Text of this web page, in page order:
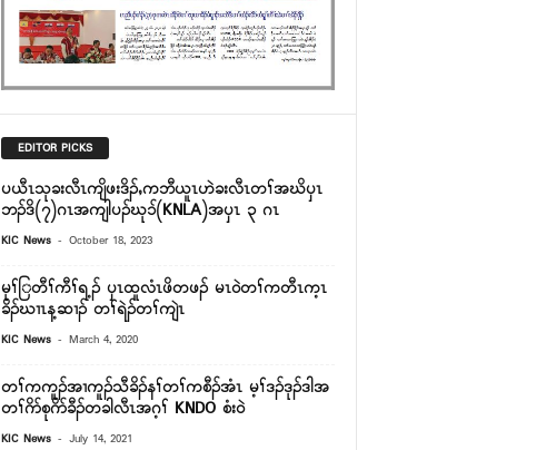
EDITOR PICKS
ပယီၤသုခးလီၤကျိဖးဒိၣ်ႇကဘီယူၤဟဲခးလီၤတၢ်အဃိၦၤ
ဘၣ်ဒိ(၇)ဂၤအကျါပၣ်ဃု၁်(KNLA)အၦၤ ၃ ဂၤ
KIC News - October 18, 2023
မုၢ်ြတီၢ်ကီၢ်ရ့ၣ် ၦၤထူလံၤဖိတဖၣ် မၤ၀ဲတၢ်ကတီၤက့ၤ
ခိၣ်ဃၢၤန့ဆၢၣ် တၢ်ရဲၣ်တၢ်ကျဲၤ
KIC News - March 4, 2020
တၢ်ကကူၣ်အၢကူၣ်သီခိၣ်နၢ်တၢ်ကစီၣ်အံၤ မ့ၢ်ဒၣ်ဒုၣ်ဒါအ
တၢ်ဂိာ်စုဂိာ်ခီၣ်တခါလီၤအဂ့ၢ် KNDO စံး၀ဲ
KIC News - July 14, 2021